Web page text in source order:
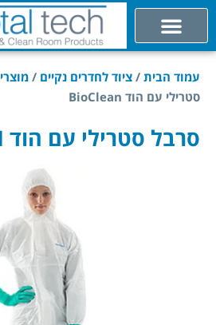
עמוד הבית / ציוד לחדרים נקיים / מוצרי BIOCLEAN
סטרילי עם הוד BioClean
סרבל סטרילי עם הוד BIOCLEAN